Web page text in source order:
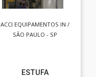
ACCI EQUIPAMENTOS IN /
SÃO PAULO - SP
ESTUFA